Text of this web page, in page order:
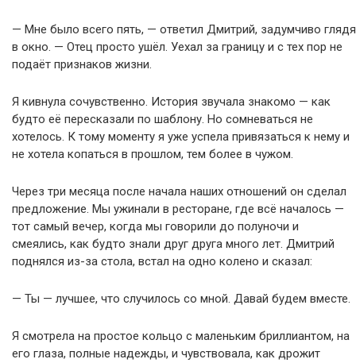
— Мне было всего пять, — ответил Дмитрий, задумчиво глядя
в окно. — Отец просто ушёл. Уехал за границу и с тех пор не
подаёт признаков жизни.
Я кивнула сочувственно. История звучала знакомо — как
будто её пересказали по шаблону. Но сомневаться не
хотелось. К тому моменту я уже успела привязаться к нему и
не хотела копаться в прошлом, тем более в чужом.
Через три месяца после начала наших отношений он сделал
предложение. Мы ужинали в ресторане, где всё началось —
тот самый вечер, когда мы говорили до полуночи и
смеялись, как будто знали друг друга много лет. Дмитрий
поднялся из-за стола, встал на одно колено и сказал:
— Ты — лучшее, что случилось со мной. Давай будем вместе.
Я смотрела на простое кольцо с маленьким бриллиантом, на
его глаза, полные надежды, и чувствовала, как дрожит